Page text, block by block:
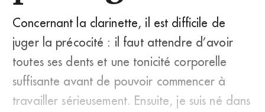
Concernant la clarinette, il est difficile de
juger la précocité : il faut attendre d’avoir
toutes ses dents et une tonicité corporelle
suffisante avant de pouvoir commencer à
travailler sérieusement. Ensuite, je suis né dans